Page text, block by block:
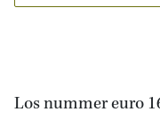
Los nummer euro